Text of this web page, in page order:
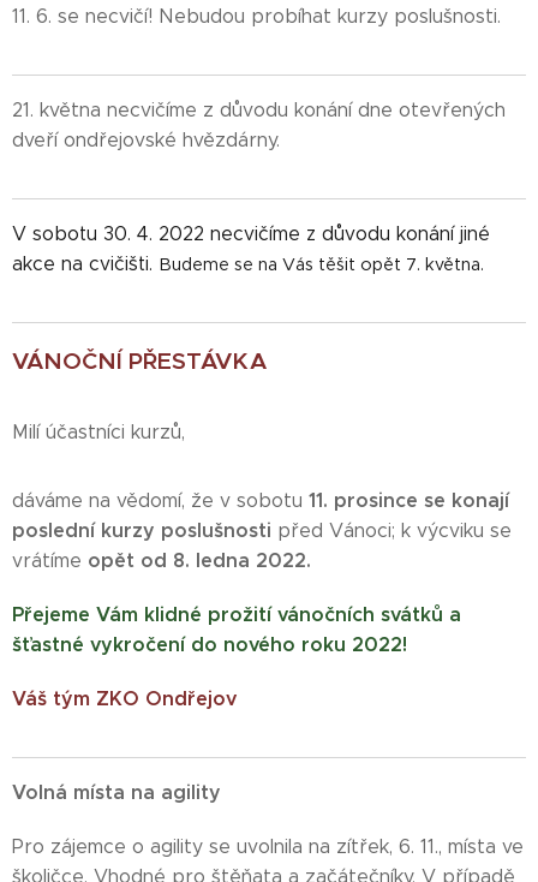
11. 6. se necvičí! Nebudou probíhat kurzy poslušnosti.
21. května necvičíme z důvodu konání dne otevřených
dveří ondřejovské hvězdárny.
V sobotu 30. 4. 2022 necvičíme z důvodu konání jiné
akce na cvičišti. Budeme se na Vás těšit opět 7. května.
VÁNOČNÍ PŘESTÁVKA
Milí účastníci kurzů,
dáváme na vědomí, že v sobotu 11. prosince se konají
poslední kurzy poslušnosti před Vánoci; k výcviku se
vrátíme opět od 8. ledna 2022.
Přejeme Vám klidné prožití vánočních svátků a
šťastné vykročení do nového roku 2022!
Váš tým ZKO Ondřejov
Volná místa na agility
Pro zájemce o agility se uvolnila na zítřek, 6. 11., místa ve
školičce. Vhodné pro štěňata a začátečníky. V případě